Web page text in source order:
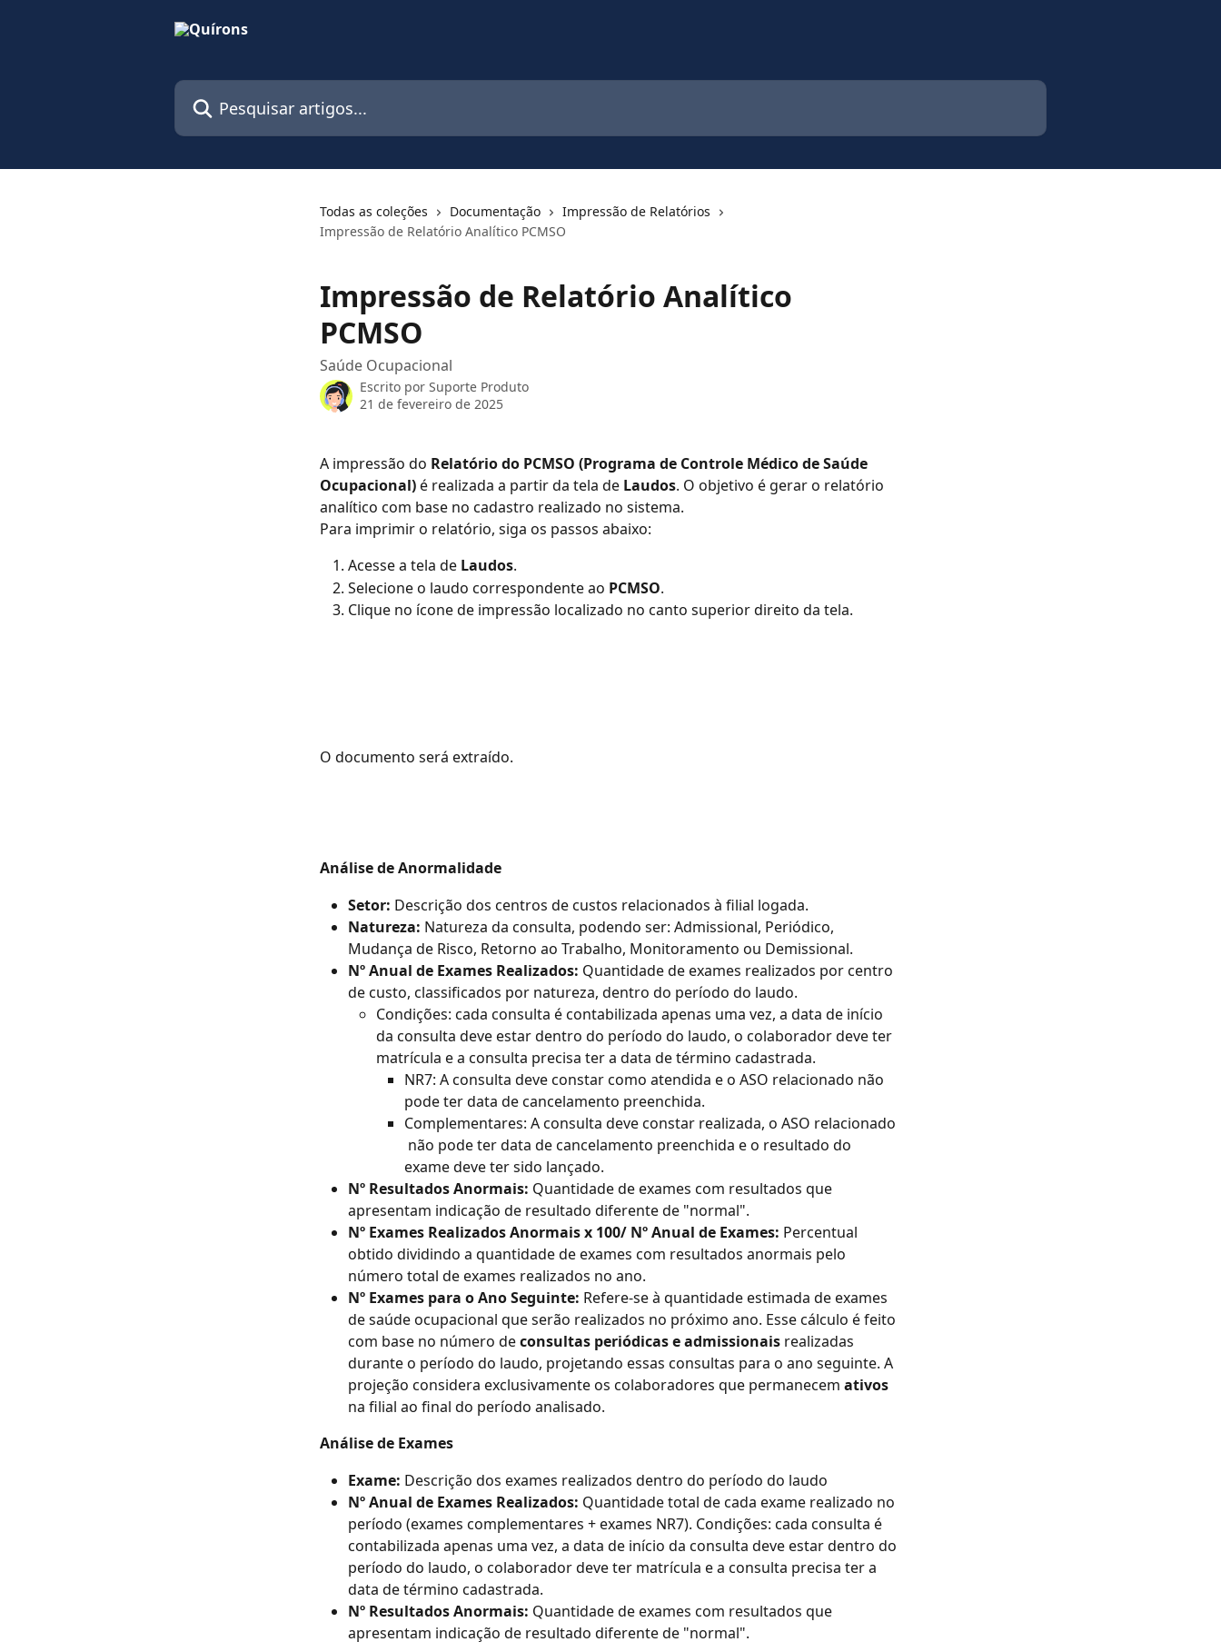
Pesquisar artigos...
Todas as coleções Documentação
Impressão de Relatórios
Impressão de Relatório Analítico PCMSO
Impressão de Relatório Analítico
PCMSO
Saúde Ocupacional
Escrito por Suporte Produto
21 de fevereiro de 2025
A impressão do Relatório do PCMSO (Programa de Controle Médico de Saúde
Ocupacional) é realizada a partir da tela de Laudos. O objetivo é gerar o relatório
analítico com base no cadastro realizado no sistema.
Para imprimir o relatório, siga os passos abaixo:
Acesse a tela de Laudos.
Selecione o laudo correspondente ao PCMSO.
Clique no ícone de impressão localizado no canto superior direito da tela.
O documento será extraído.
Análise de Anormalidade
Setor: Descrição dos centros de custos relacionados à filial logada.
Natureza: Natureza da consulta, podendo ser: Admissional, Periódico,
Mudança de Risco, Retorno ao Trabalho, Monitoramento ou Demissional.
Nº Anual de Exames Realizados: Quantidade de exames realizados por centro
de custo, classificados por natureza, dentro do período do laudo.
Condições: cada consulta é contabilizada apenas uma vez, a data de início
da consulta deve estar dentro do período do laudo, o colaborador deve ter
matrícula e a consulta precisa ter a data de término cadastrada.
NR7: A consulta deve constar como atendida e o ASO relacionado não
pode ter data de cancelamento preenchida.
Complementares: A consulta deve constar realizada, o ASO relacionado
não pode ter data de cancelamento preenchida e o resultado do
exame deve ter sido lançado.
Nº Resultados Anormais: Quantidade de exames com resultados que
apresentam indicação de resultado diferente de "normal".
Nº Exames Realizados Anormais x 100/ Nº Anual de Exames: Percentual
obtido dividindo a quantidade de exames com resultados anormais pelo
número total de exames realizados no ano.
Nº Exames para o Ano Seguinte: Refere-se à quantidade estimada de exames
de saúde ocupacional que serão realizados no próximo ano. Esse cálculo é feito
com base no número de consultas periódicas e admissionais realizadas
durante o período do laudo, projetando essas consultas para o ano seguinte. A
projeção considera exclusivamente os colaboradores que permanecem ativos
na filial ao final do período analisado.
Análise de Exames
Exame: Descrição dos exames realizados dentro do período do laudo
Nº Anual de Exames Realizados: Quantidade total de cada exame realizado no
período (exames complementares + exames NR7). Condições: cada consulta é
contabilizada apenas uma vez, a data de início da consulta deve estar dentro do
período do laudo, o colaborador deve ter matrícula e a consulta precisa ter a
data de término cadastrada.
Nº Resultados Anormais: Quantidade de exames com resultados que
apresentam indicação de resultado diferente de "normal".